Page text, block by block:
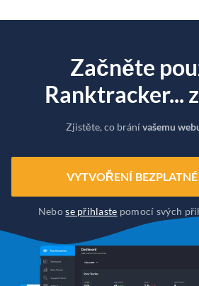
Začněte
Ranktracker...
Zjistěte, co bránívašemu
VYTVOŘENÍ
Nebose přihlaste pomocí svých